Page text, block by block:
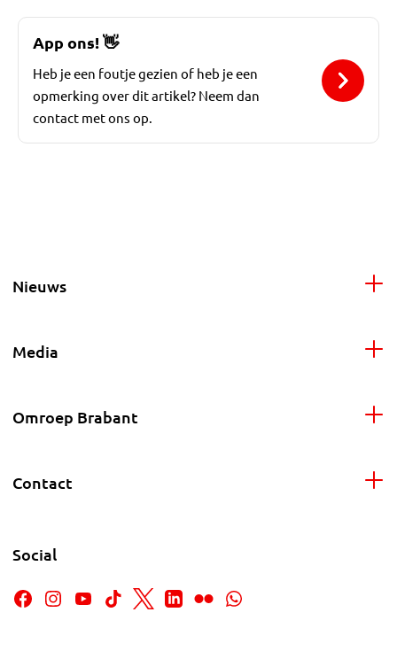
App ons!👋
Heb je een foutje gezien of heb je een
opmerking over dit artikel? Neem dan
contact met ons op.
Nieuws
Media
Omroep Brabant
Contact
Social